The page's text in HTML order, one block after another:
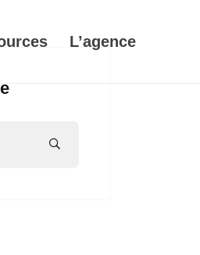
L’agence